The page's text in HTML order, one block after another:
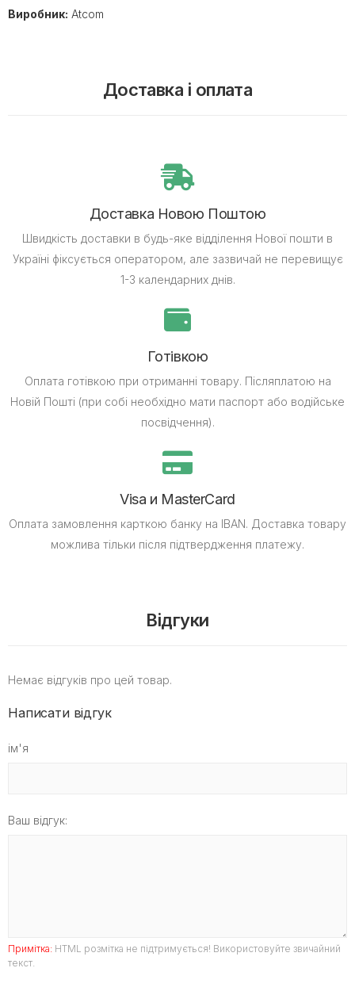
Виробник: Atcom
Доставка і оплата
Доставка Новою Поштою
Швидкість доставки в будь-яке відділення Нової пошти в
Україні фіксується оператором, але зазвичай не перевищує
1-3 календарних днів.
Готівкою
Оплата готівкою при отриманні товару. Післяплатою на
Новій Пошті (при собі необхідно мати паспорт або водійське
посвідчення).
Visa и MasterCard
Оплата замовлення карткою банку на IBAN. Доставка товару
можлива тільки після підтвердження платежу.
Відгуки
Немає відгуків про цей товар.
Написати відгук
ім'я
Ваш відгук:
Примітка: HTML розмітка не підтримується! Використовуйте звичайний
текст.